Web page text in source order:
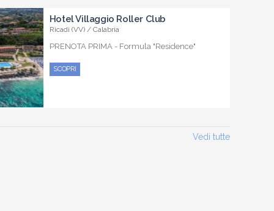
Hotel Villaggio Roller Club
Ricadi (VV) / Calabria
PRENOTA PRIMA - Formula "Residence"
SCOPRI
Vedi tutte